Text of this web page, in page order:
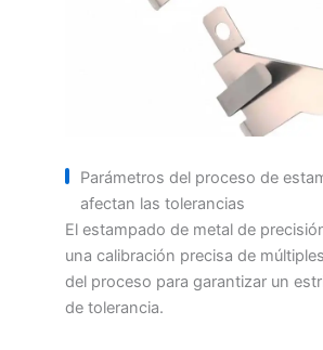
Parámetros del proceso de
afectan las tolerancias
El estampado de metal de
una calibración precisa de
del proceso para garantizar un
de tolerancia.